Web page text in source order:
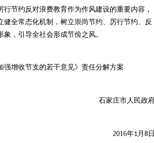
行节约反对浪费教育作为作风建设的重要内容，
健全常态化机制，树立崇尚节约、厉行节约、反
象，引导全社会形成节俭之风。
强增收节支的若干意见》责任分解方案
石家庄市人民政
2016年1月8